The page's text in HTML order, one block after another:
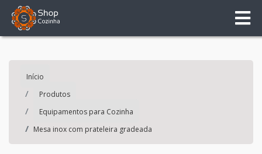
Início
Produtos
Equipamentos para Cozinha
Mesa inox com prateleira gradeada